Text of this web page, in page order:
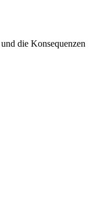
die Konsequenzen